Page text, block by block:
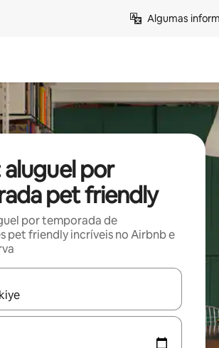
Algumas
aluguel por
pet friendly
por temporada de
pet friendly incríveis no Airbnb e
estiverem disponíveis, explore-os